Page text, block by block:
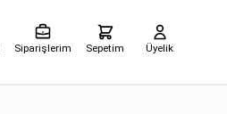
Siparişlerim Sepetim Üyelik